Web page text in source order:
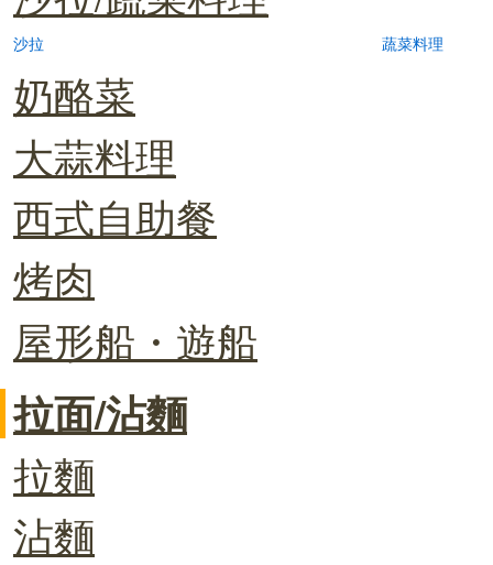
沙拉 蔬菜料理
奶酪菜
大蒜料理
西式自助餐
烤肉
屋形船・遊船
拉面/沾麵
拉麵
沾麵